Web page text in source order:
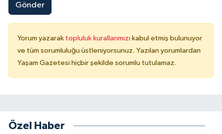
Gönder
Yorum yazarak topluluk kurallarımızı kabul etmiş bulunuyor
ve tüm sorumluluğu üstleniyorsunuz. Yazılan yorumlardan
Yaşam Gazetesi hiçbir şekilde sorumlu tutulamaz.
Özel Haber